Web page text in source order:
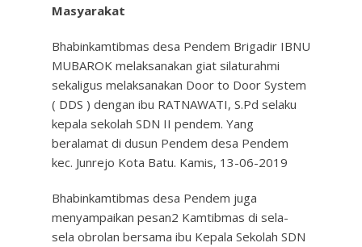
Masyarakat
Bhabinkamtibmas desa Pendem Brigadir IBNU
MUBAROK melaksanakan giat silaturahmi
sekaligus melaksanakan Door to Door System
( DDS ) dengan ibu RATNAWATI, S.Pd selaku
kepala sekolah SDN II pendem. Yang
beralamat di dusun Pendem desa Pendem
kec. Junrejo Kota Batu. Kamis, 13-06-2019
Bhabinkamtibmas desa Pendem juga
menyampaikan pesan2 Kamtibmas di sela-
sela obrolan bersama ibu Kepala Sekolah SDN